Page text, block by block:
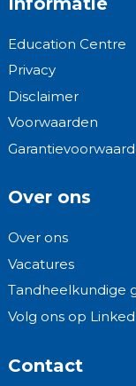
Education Centre
Privacy
Disclaimer
Voorwaarden
Over ons
Over ons
Vacatures
Tandheelkundige
Volg ons op
Contact